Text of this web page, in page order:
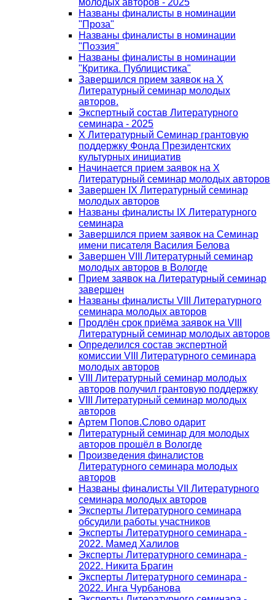
Названы финалисты в номинации
"Проза"
Названы финалисты в номинации
"Поэзия"
Названы финалисты в номинации
"Критика. Публицистика"
Завершился прием заявок на Х
Литературный семинар молодых
авторов.
Экспертный состав Литературного
семинара - 2025
Х Литературный Семинар грантовую
поддержку Фонда Президентских
культурных инициатив
Начинается прием заявок на Х
Литературный семинар молодых авторов
Завершен IX Литературный семинар
молодых авторов
Названы финалисты IX Литературного
семинара
Завершился прием заявок на Семинар
имени писателя Василия Белова
Завершен VIII Литературный семинар
молодых авторов в Вологде
Прием заявок на Литературный семинар
завершен
Названы финалисты VIII Литературного
семинара молодых авторов
Продлён срок приёма заявок на VIII
Литературный семинар молодых авторов
Определился состав экспертной
комиссии VIII Литературного семинара
молодых авторов
VIII Литературный семинар молодых
авторов получил грантовую поддержку
VIII Литературный семинар молодых
авторов
Артем Попов.Слово одарит
Литературный семинар для молодых
авторов прошёл в Вологде
Произведения финалистов
Литературного семинара молодых
авторов
Названы финалисты VII Литературного
семинара молодых авторов
Эксперты Литературного семинара
обсудили работы участников
Эксперты Литературного семинара -
2022. Мамед Халилов
Эксперты Литературного семинара -
2022. Никита Брагин
Эксперты Литературного семинара -
2022. Инга Чурбанова